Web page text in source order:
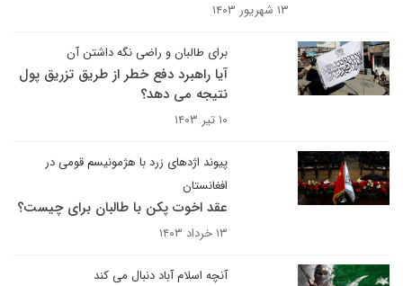
۱۳ شهریور ۱۴۰۳
برای طالبان و راضی نگه داشتن آن
آیا راهبرد دفع خطر از طریق تزریق پول
نتیجه می دهد؟
۱۰ تیر ۱۴۰۳
پیوند اژدهای زرد با هژمونیسم قومی در
افغانستان
عقد اخوت پکن با طالبان برای چیست؟
۱۳ خرداد ۱۴۰۳
آنچه اسلام آباد دنبال می کند